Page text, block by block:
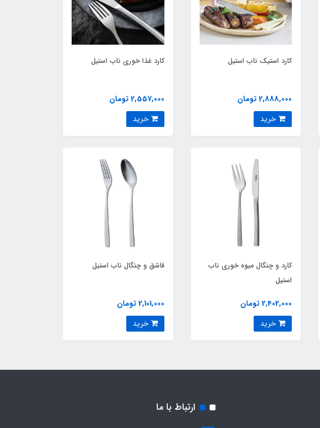
کارد استیک ناب استیل
2,888,000 تومان
کارد غذا خوری ناب استیل
2,557,000 تومان
خرید
کارد و چنگال میوه خوری ناب
استیل
2,402,000 تومان
قاشق و چنگال ناب استیل
2,101,000 تومان
خرید
ارتباط با ما